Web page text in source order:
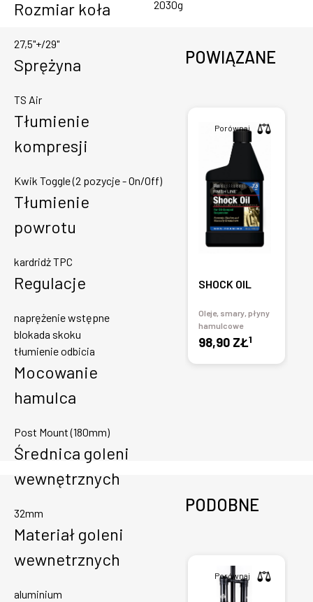
Rozmiar koła
27,5"+/29"
Sprężyna
TS Air
Tłumienie
kompresji
Kwik Toggle (2 pozycje - On/Off)
Tłumienie
powrotu
kardridż TPC
Regulacje
naprężenie wstępne
blokada skoku
tłumienie odbicia
Mocowanie
hamulca
Post Mount (180mm)
Średnica goleni
wewnętrznych
32mm
Materiał goleni
wewnetrznych
aluminium
2030g
POWIĄZANE
SHOCK OIL
Oleje, smary, płyny
hamulcowe
98,90 ZŁ1
Porównaj
PODOBNE
Porównaj